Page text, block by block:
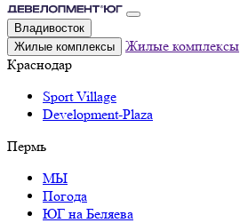
Владивосток
Жилые комплексы
Жилые комплексы
Краснодар
Sport Village
Development-Plaza
Пермь
МЫ
Погода
ЮГ на Беляева